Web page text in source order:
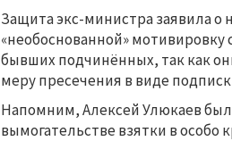
Защита экс-министра заявила о
«необоснованной» мотивировку
бывших подчинённых, так как
меру пресечения в виде
Напомним, Алексей Улюкаев был
вымогательстве взятки в